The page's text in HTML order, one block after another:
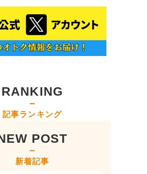
RANKING
記事ランキング
POST
新着記事